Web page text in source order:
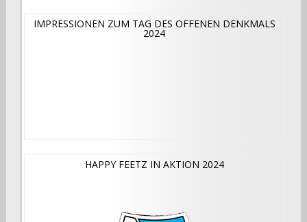
IMPRESSIONEN ZUM TAG DES OFFENEN DENKMALS
2024
HAPPY FEETZ IN AKTION 2024